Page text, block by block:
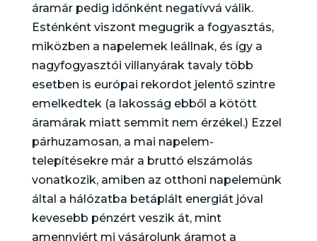
áramár pedig időnként negatívvá válik.
Esténként viszont megugrik a fogyasztás,
miközben a napelemek leállnak, és így a
nagyfogyasztói villanyárak tavaly több
esetben is európai rekordot jelentő szintre
emelkedtek (a lakosság ebből a kötött
áramárak miatt semmit nem érzékel.) Ezzel
párhuzamosan, a mai napelem-
telepítésekre már a bruttó elszámolás
vonatkozik, amiben az otthoni napelemünk
által a hálózatba betáplált energiát jóval
kevesebb pénzért veszik át, mint
amennyiért mi vásárolunk áramot a